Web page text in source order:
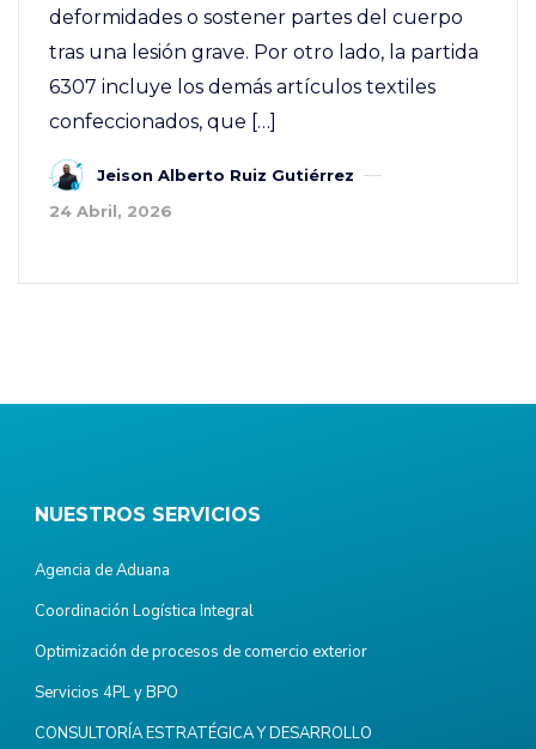
deformidades o sostener partes del cuerpo
tras una lesión grave. Por otro lado, la partida
6307 incluye los demás artículos textiles
confeccionados, que […]
Jeison Alberto Ruiz Gutiérrez
24 Abril, 2026
NUESTROS SERVICIOS
Agencia de Aduana
Coordinación Logística Integral
Optimización de procesos de comercio exterior
Servicios 4PL y BPO
CONSULTORÍA ESTRATÉGICA Y DESARROLLO